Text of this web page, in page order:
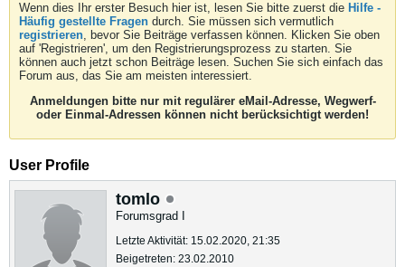
Wenn dies Ihr erster Besuch hier ist, lesen Sie bitte zuerst die Hilfe -
Häufig gestellte Fragen durch. Sie müssen sich vermutlich
registrieren, bevor Sie Beiträge verfassen können. Klicken Sie oben
auf 'Registrieren', um den Registrierungsprozess zu starten. Sie
können auch jetzt schon Beiträge lesen. Suchen Sie sich einfach das
Forum aus, das Sie am meisten interessiert.
Anmeldungen bitte nur mit regulärer eMail-Adresse, Wegwerf-
oder Einmal-Adressen können nicht berücksichtigt werden!
User Profile
tomlo
Forumsgrad I
Letzte Aktivität: 15.02.2020, 21:35
Beigetreten: 23.02.2010